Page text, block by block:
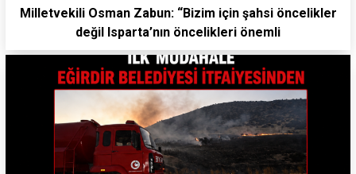
Milletvekili Osman Zabun: “Bizim için şahsi öncelikler
değil Isparta’nın öncelikleri önemli